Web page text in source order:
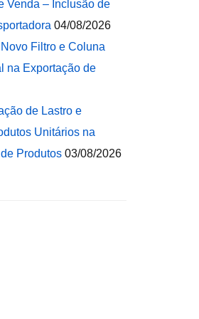
Venda – Inclusão de
04/08/2026
Filtro e Coluna
na Exportação de
de Lastro e
Unitários na
Produtos 03/08/2026